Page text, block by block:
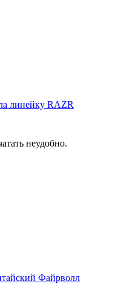
линейку RAZR
неудобно.
Файрволл